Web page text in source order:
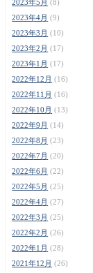
2023年5月 (8)
2023年4月 (9)
2023年3月 (10)
2023年2月 (17)
2023年1月 (17)
2022年12月 (16)
2022年11月 (16)
2022年10月 (13)
2022年9月 (14)
2022年8月 (23)
2022年7月 (20)
2022年6月 (22)
2022年5月 (25)
2022年4月 (27)
2022年3月 (25)
2022年2月 (26)
2022年1月 (28)
2021年12月 (26)